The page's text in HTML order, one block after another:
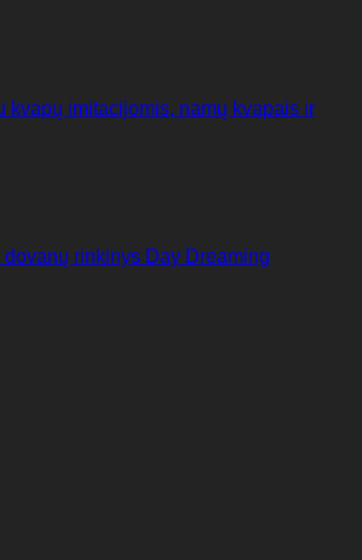
rinkinys Day Dreaming